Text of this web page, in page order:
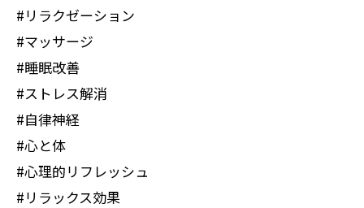
#リラクゼーション
#マッサージ
#睡眠改善
#ストレス解消
#自律神経
#心と体
#心理的リフレッシュ
#リラックス効果